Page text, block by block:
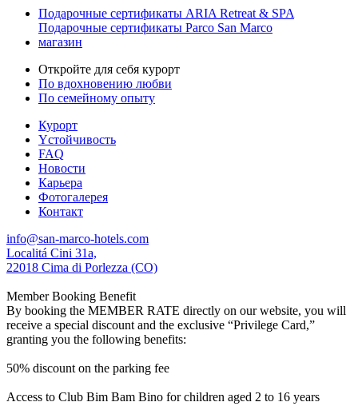
Подарочные сертификаты ARIA Retreat & SPA
Подарочные сертификаты Parco San Marco
магазин
Откройте для себя курорт
По вдохновению любви
По семейному опыту
Курорт
Yстойчивость
FAQ
Новости
Карьера
Фотогалерея
Контакт
info@san-marco-hotels.com
Localitá Cini 31a,
22018 Cima di Porlezza (CO)
Member Booking Benefit
By booking the MEMBER RATE directly on our website, you will
receive a special discount and the exclusive “Privilege Card,”
granting you the following benefits:
50% discount on the parking fee
Access to Club Bim Bam Bino for children aged 2 to 16 years